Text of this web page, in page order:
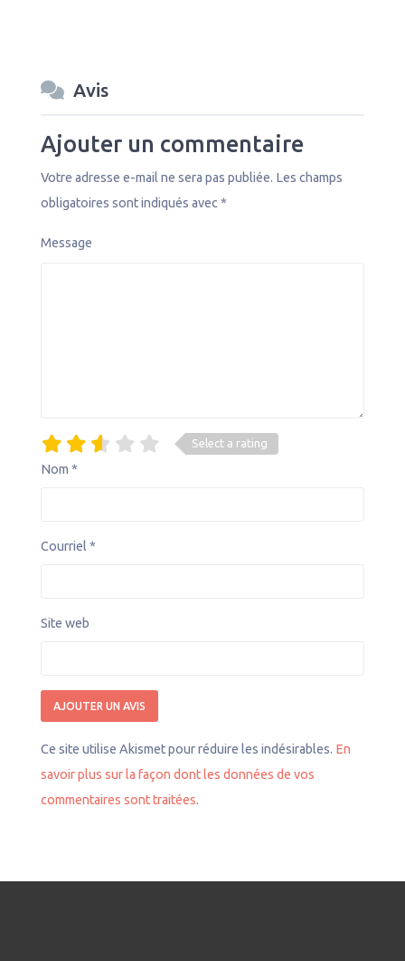
Avis
Ajouter un commentaire
Votre adresse e-mail ne sera pas publiée. Les champs
obligatoires sont indiqués avec *
Message
Select a rating
Nom *
Courriel *
Site web
Ce site utilise Akismet pour réduire les indésirables. En
savoir plus sur la façon dont les données de vos
commentaires sont traitées.